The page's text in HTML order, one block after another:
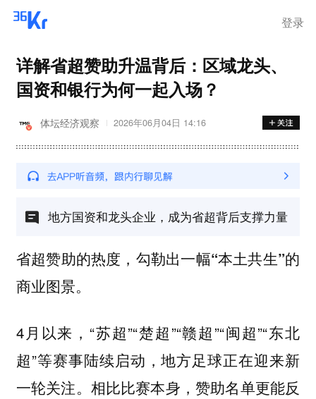
登录
详解省超赞助升温背后：区域龙头、
国资和银行为何一起入场？
体坛经济观察 2026年06月04日 14:16
地方国资和龙头企业，成为省超背后支撑力量
省超赞助的热度，勾勒出一幅“本土共生”的
商业图景。
4月以来，“苏超”“楚超”“赣超”“闽超”“东北
超”等赛事陆续启动，地方足球正在迎来新
一轮关注。相比比赛本身，赞助名单更能反